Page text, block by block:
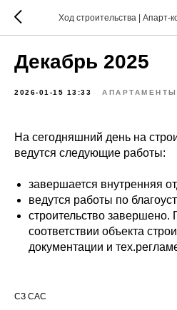
Ход строительства |
Декабрь 2025
2026-01-15 13:33 АПАРТАМЕНТЫ
На сегодняшний день на
ведутся следующие работы:
завершается внутренняя
ведутся работы по
строительство завершено.
соответствии объекта
документации и
СЗ САС